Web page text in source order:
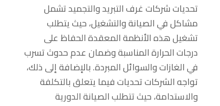
تحديات شركات غرف التبريد والتجميد تشمل
مشاكل في الصيانة والتشغيل، حيث يتطلب
تشغيل هذه الأنظمة المعقدة الحفاظ على
درجات الحرارة المناسبة وضمان عدم حدوث تسرب
في الغازات والسوائل المبردة. بالإضافة إلى ذلك،
تواجه الشركات تحديات فيما يتعلق بالتكلفة
والاستدامة، حيث تتطلب الصيانة الدورية